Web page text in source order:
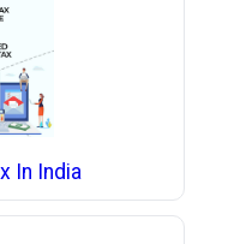
In India